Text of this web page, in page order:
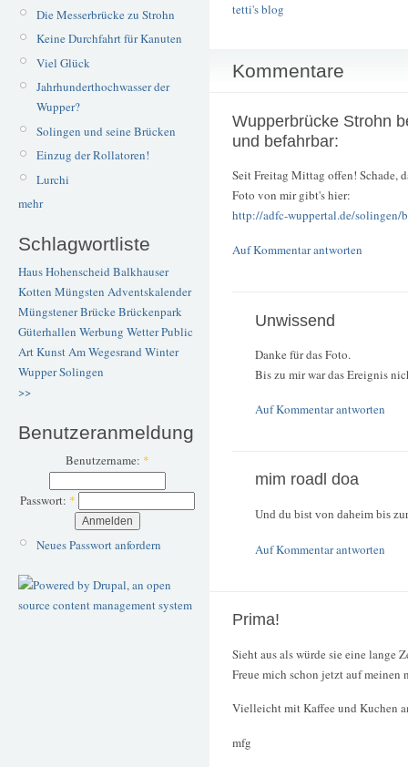
Die Messerbrücke zu Strohn
Keine Durchfahrt für Kanuten
Viel Glück
Jahrhunderthochwasser der
Wupper?
Solingen und seine Brücken
Einzug der Rollatoren!
Lurchi
mehr
Schlagwortliste
Haus Hohenscheid Balkhauser
Kotten Müngsten Adventskalender
Müngstener BrückeBrückenpark
Güterhallen Werbung WetterPublic
ArtKunstAm Wegesrand Winter
WupperSolingen
>>
Benutzeranmeldung
Benutzername: *
Passwort: *
Neues Passwort anfordern
tetti's blog
Kommentare
Wupperbrücke Strohn
und befahrbar:
Seit Freitag Mittag offen! Schade,
Foto von mir gibt's hier:
http://adfc-wuppertal.de/solingen/
Auf Kommentar antworten
Unwissend
Danke für das Foto.
Bis zu mir war das Ereignis
Auf Kommentar antworten
mim roadl doa
Und du bist von daheim bis
Auf Kommentar antworten
Prima!
Sieht aus als würde sie eine lange
Freue mich schon jetzt auf meinen
Vielleicht mit Kaffee und Kuchen
mfg